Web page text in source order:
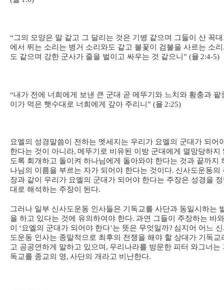
“그의 모양은 말 같고 그 달리는 것은 기병 같으며 그들이 산 꼭
에서 뛰는 소리는 병거 소리와도 같고 불꽃이 검불을 사르는 소
도 같으며 강한 군사가 줄을 벌이고 싸우는 것 같으니 ” (욜 2:4-5)
“내가 전에 너희에게 보낸 큰 군대 곧 메뚜기와 느치와 황충과 팥
이가 먹은 햇수대로 너희에게 갚아 주리니 ” (욜 2:25)
요엘의 성경말씀이 전하는 멧세지는 우리가 요엘의 군대가 되어
한다는 것이 아니라, 메뚜기로 비유된 이방 군대에게 멸망당하지
도록 회개하고 돌이켜 하나님에게 돌아와야 한다는 것과 끝까지
나님의 이름을 부르는 자가 되어야 한다는 것이다. 신사도운동의
장과 같이 우리가 요엘의 군대가 되어야 한다는 주장은 성경을
대로 해석하는 주장이 된다.
그러나 일부 신사도운동 인사들은 기독교를 사단과 동일시하는
을 하고 있다는 것에 유의하여야 한다. 과연 그들이 주장하는 바
이
‘요엘의 군대가 되어야 한다’는 뜻은 무엇일까? 심지어 어느
도운동 인사는 종말적으로 최후의 전쟁을 해야 할 상대가 기독교
고 공공연하게 말하고 있으며 , 우리나라를 방문한 피터 와그너는
독교를 종교의 영, 사단의 개라고 비난한다.